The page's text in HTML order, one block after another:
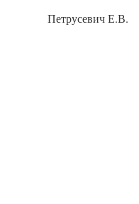
Петрусевич Е.В.